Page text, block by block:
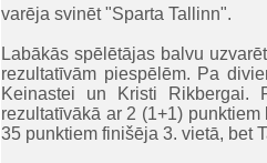
varēja svinēt "Sparta Tallinn".
Labākās spēlētājas balvu
rezultatīvām piespēlēm. Pa
Keinastei un Kristi Rikbergai.
rezultatīvākā ar 2 (1+1)
35 punktiem finišēja 3. vietā, bet